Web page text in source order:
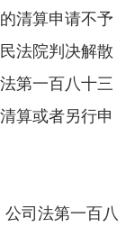
清算申请不予
法院判决解散
第一百八十三
算或者另行申
司法第一百八